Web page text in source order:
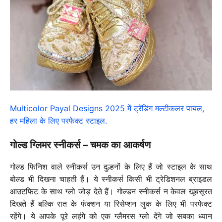
Multicolor Payal Designs 2025 में ट्रेंडिंग मल्टीकलर पायल,
हर महिला के लिए परफेक्ट स्टाइल.
गोल्ड ग्लिमर स्नीकर्स – चमक का आकर्षण
गोल्ड फिनिश वाले स्नीकर्स उन दुल्हनों के लिए हैं जो स्टाइल के साथ
बोल्ड भी दिखना चाहती हैं। ये स्नीकर्स किसी भी ट्रेडिशनल ब्राइडल
आउटफिट के साथ ग्लो जोड़ देते हैं। गोल्डन स्नीकर्स न केवल खूबसूरत
दिखते हैं बल्कि रात के फंक्शन या रिसेप्शन लुक के लिए भी परफेक्ट
रहेंगे। ये आपके पूरे लहंगे को एक ग्लैमरस ग्लो देंगे जो सबका ध्यान